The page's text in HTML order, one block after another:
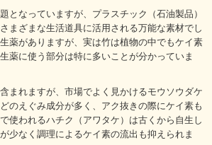
となっていますが、プラスチック（石油製品）
まざまな生活道具に活用される万能な素材でし
薬がありますが、実は竹は植物の中でもケイ素
薬に使う部分は特に多いことが分かっていま
まれますが、市場でよく見かけるモウソウダケ
のえぐみ成分が多く、アク抜きの際にケイ素も
使われるハチク（アワタケ）は古くから自生し
少なく調理によるケイ素の流出も抑えられま